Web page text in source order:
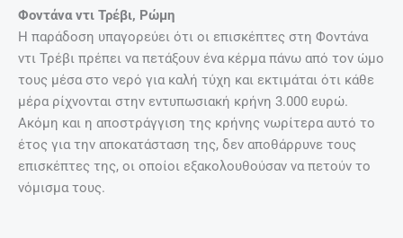
Φοντάνα ντι Τρέβι, Ρώμη
Η παράδοση υπαγορεύει ότι οι επισκέπτες στη Φοντάνα
ντι Τρέβι πρέπει να πετάξουν ένα κέρμα πάνω από τον ώμο
τους μέσα στο νερό για καλή τύχη και εκτιμάται ότι κάθε
μέρα ρίχνονται στην εντυπωσιακή κρήνη 3.000 ευρώ.
Ακόμη και η αποστράγγιση της κρήνης νωρίτερα αυτό το
έτος για την αποκατάσταση της, δεν αποθάρρυνε τους
επισκέπτες της, οι οποίοι εξακολουθούσαν να πετούν το
νόμισμα τους.